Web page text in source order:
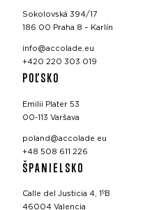
Sokolovská 394/17
186 00 Praha 8 – Karlín
info@accolade.eu
+420 220 303 019
POĽSKO
Emilii Plater 53
00-113 Varšava
poland@accolade.eu
+48 508 611 226
ŠPANIELSKO
Calle del Justicia 4, 1ºB
46004 Valencia